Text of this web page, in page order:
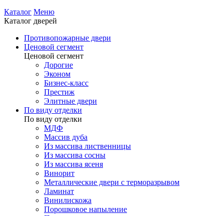
Каталог Меню
Каталог дверей
Противопожарные двери
Ценовой сегмент
Ценовой сегмент
Дорогие
Эконом
Бизнес-класс
Престиж
Элитные двери
По виду отделки
По виду отделки
МДФ
Массив дуба
Из массива лиственницы
Из массива сосны
Из массива ясеня
Винорит
Металлические двери с терморазрывом
Ламинат
Винилискожа
Порошковое напыление